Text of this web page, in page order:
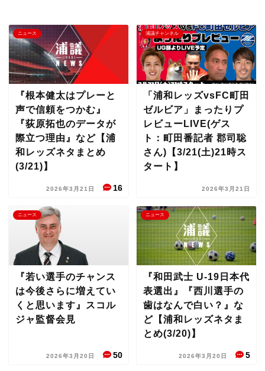
ニュース
『根本健太はプレーと
声で信頼をつかむ』
『荻原拓也のデータが
際立つ理由』など【浦
和レッズネタまとめ
(3/21)】
2026年3月21日 16
浦議チャンネル
「浦和レッズvsFC町田
ゼルビア」まったりプ
レビューLIVE(ゲス
ト：町田番記者 郡司聡
さん)【3/21(土)21時ス
タート】
2026年3月21日
ニュース
『若い選手のチャンス
は今後さらに増えてい
くと思います』スコル
ジャ監督会見
2026年3月20日 50
ニュース
『和田武士 U-19日本代
表選出』『西川選手の
歯はなんで白い？』な
ど【浦和レッズネタま
とめ(3/20)】
2026年3月20日 5